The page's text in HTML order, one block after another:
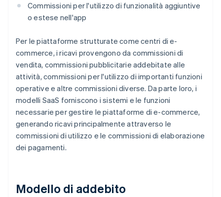
Commissioni per l'utilizzo di funzionalità aggiuntive
o estese nell'app
Per le piattaforme strutturate come centri di e-
commerce, i ricavi provengono da commissioni di
vendita, commissioni pubblicitarie addebitate alle
attività, commissioni per l'utilizzo di importanti funzioni
operative e altre commissioni diverse. Da parte loro, i
modelli SaaS forniscono i sistemi e le funzioni
necessarie per gestire le piattaforme di e-commerce,
generando ricavi principalmente attraverso le
commissioni di utilizzo e le commissioni di elaborazione
dei pagamenti.
Modello di addebito